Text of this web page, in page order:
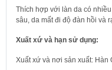
Thích hợp với làn da có
sâu, da mất đi độ đàn hồi và
Xuất xứ và hạn sử dụng:
Xuất xứ và nơi sản xuất: Hàn